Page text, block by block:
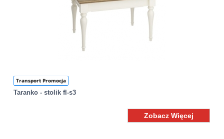
Transport Promocja
Taranko - stolik fl-s3
Zobacz Więcej